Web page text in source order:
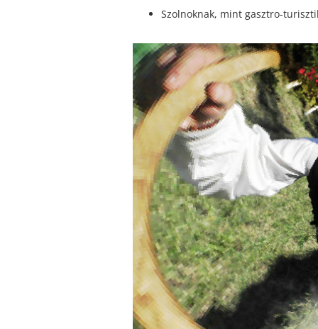
Szolnoknak, mint gasztro-